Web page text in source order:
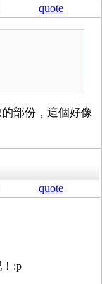
quote
部份，這個好像
quote
:p